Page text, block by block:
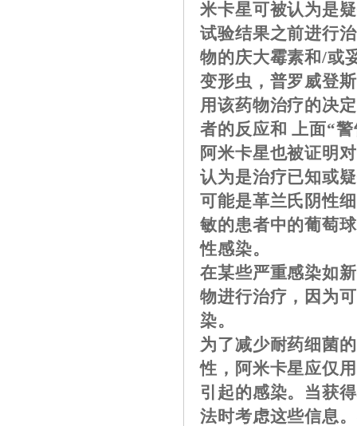
米卡星可被认为是
试验结果之前进行
物的庆大霉素和/或
变形虫，普罗威登
用该药物治疗的决
者的反应和 上面“
阿米卡星也被证明
认为是治疗已知或
可能是革兰氏阴性
敏的患者中的葡萄
性感染。
在某些严重感染如
物进行治疗，因为
染。
为了减少耐药细菌
性，阿米卡星应仅
引起的感染。当获
法时考虑这些信息